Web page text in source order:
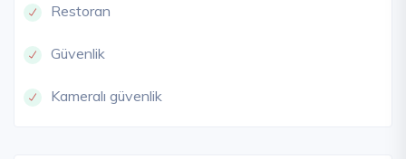
Restoran
Güvenlik
Kameralı güvenlik